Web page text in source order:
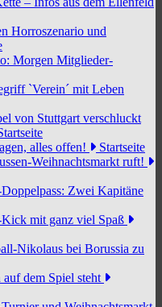
Horroszenario und
Morgen Mitglieder-
`Verein´ mit Leben
von Stuttgart verschluckt
alles offen!
Startseite
Weihnachtsmarkt ruft!
Zwei Kapitäne
mit ganz viel Spaß
Nikolaus bei Borussia zu
auf dem Spiel steht